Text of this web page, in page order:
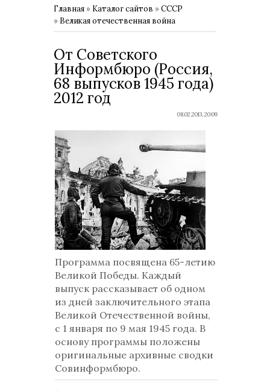
Главная » Каталог сайтов »СССР
» Великая отечественная война
От Советского
Информбюро (Россия,
68 выпусков 1945 года)
2012 год
08.02.2013, 20:09
Программа посвящена 65-летию
Великой Победы. Каждый
выпуск рассказывает об одном
из дней заключительного этапа
Великой Отечественной войны,
с 1 января по 9 мая 1945 года. В
основу программы положены
оригинальные архивные сводки
Совинформбюро.